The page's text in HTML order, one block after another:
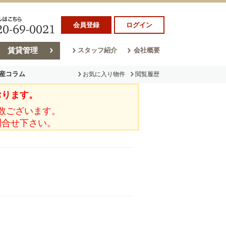
会員登録 ログイン
賃貸管理 スタッフ紹介 会社概要
コラム
ム
お気に入り物件 閲覧履歴
ます。
ざいます。
せ下さい。